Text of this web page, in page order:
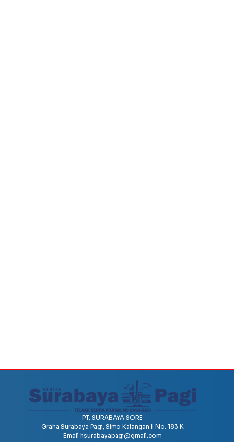
PT. SURABAYA SORE
Graha Surabaya Pagi, Simo Kalangan II No. 183 K
Email hsurabayapagi@gmail.com